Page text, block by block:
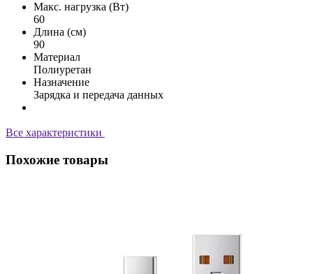
Макс. нагрузка (Вт)
60
Длина (см)
90
Материал
Полиуретан
Назначение
Зарядка и передача данных
Все характеристики
Похожие товары